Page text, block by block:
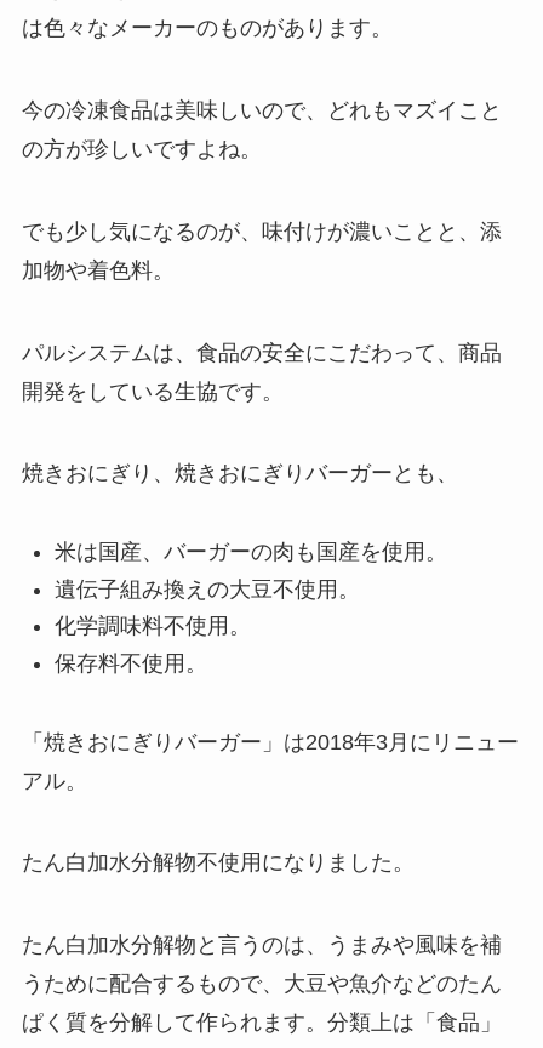
は色々なメーカーのものがあります。
今の冷凍食品は美味しいので、どれもマズイこと
の方が珍しいですよね。
でも少し気になるのが、味付けが濃いことと、添
加物や着色料。
パルシステムは、食品の安全にこだわって、商品
開発をしている生協です。
焼きおにぎり、焼きおにぎりバーガーとも、
米は国産、バーガーの肉も国産を使用。
遺伝子組み換えの大豆不使用。
化学調味料不使用。
保存料不使用。
「焼きおにぎりバーガー」は2018年3月にリニュー
アル。
たん白加水分解物不使用になりました。
たん白加水分解物と言うのは、うまみや風味を補
うために配合するもので、大豆や魚介などのたん
ぱく質を分解して作られます。分類上は「食品」